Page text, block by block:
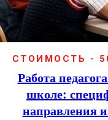
СТОИМОСТЬ -
Работа
школе:
направления